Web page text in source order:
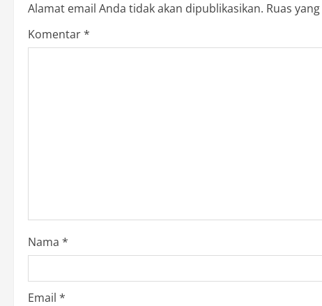
Alamat email Anda tidak akan dipublikasikan. Ruas
Komentar*
Nama *
Email *